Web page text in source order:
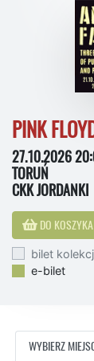
PINK
27.10.2026
TORUŃ
CKK JORDANKI
DO KOSZYKA
bilet
e-bilet
WYBIERZ